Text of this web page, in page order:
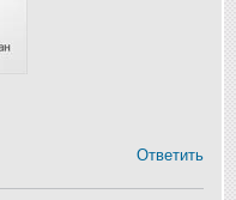
Ответить